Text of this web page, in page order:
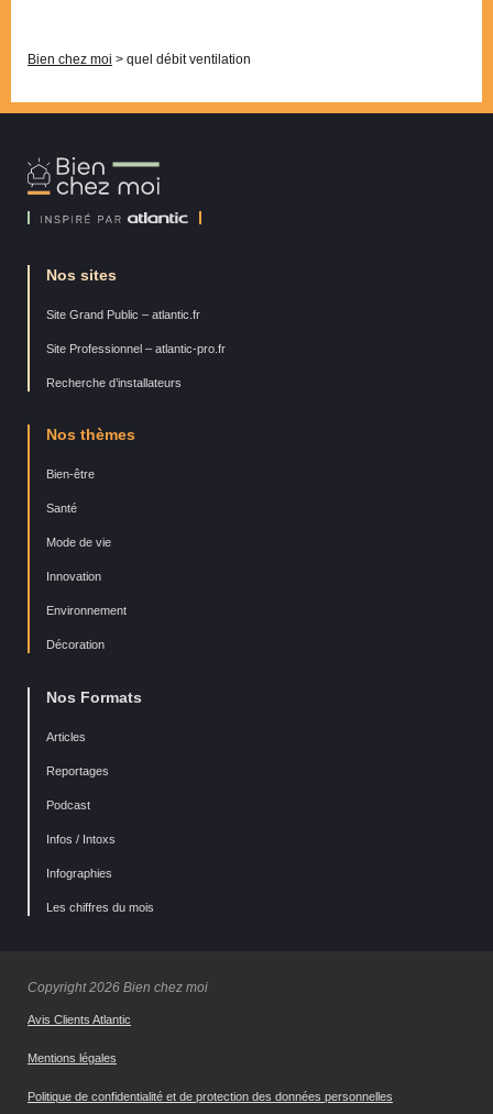
Bien chez moi > quel débit ventilation
Bien
Chez
Nos sites
Site Grand Public – atlantic.fr
Site Professionnel – atlantic-pro.fr
Recherche d’installateurs
Nos thèmes
Bien-être
Santé
Mode de vie
Innovation
Environnement
Décoration
Nos Formats
Articles
Reportages
Podcast
Infos / Intoxs
Infographies
Les chiffres du mois
Copyright 2026 Bien chez moi
Avis Clients Atlantic
Mentions légales
Politique de confidentialité et de protection des données personnelles